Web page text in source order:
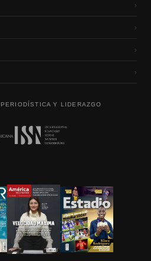
›
›
›
›
Y LIDERAZGO